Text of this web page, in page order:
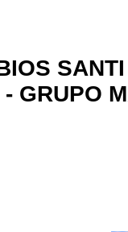
GRUPO